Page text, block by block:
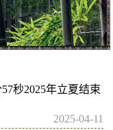
秒2025年立夏结束
2025-04-11